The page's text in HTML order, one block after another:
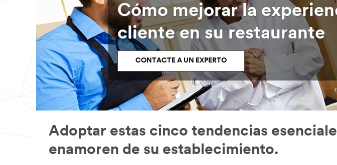
Cómo mejorar la
cliente en su restaurante
CONTACTE A UN EXPERTO
Adoptar estas cinco tendencias
enamoren de su establecimiento.